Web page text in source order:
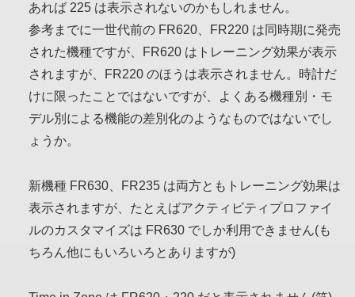
あれば 225 は表示されないのかもしれません。
参考までに一世代前の FR620、FR220 は同時期に発売
された機種ですが、FR620 はトレーニング効果が表示
されますが、FR220 のほうは表示されません。時計だ
けに限ったことではないですが、よくある機種別・モ
デル別による機能の差別化のようなものではないでし
ょうか。
新機種 FR630、FR235 は両方ともトレーニング効果は
表示されますが、たとえばアクティビティプロファイ
ルのカスタマイズは FR630 でしか利用できません(も
ちろん他にもいろいろとありますが)